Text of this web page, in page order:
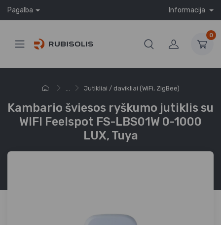
Pagalba Informacija
0
... Jutikliai / davikliai (WiFi, ZigBee)
Kambario šviesos ryškumo jutiklis su
WIFI Feelspot FS-LBS01W 0-1000
LUX, Tuya